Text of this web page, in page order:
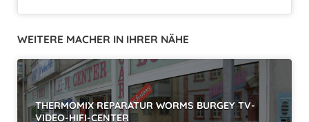
WEITERE MACHER IN IHRER NÄHE
THERMOMIX REPARATUR WORMS BURGEY TV-
VIDEO-HIFI-CENTER